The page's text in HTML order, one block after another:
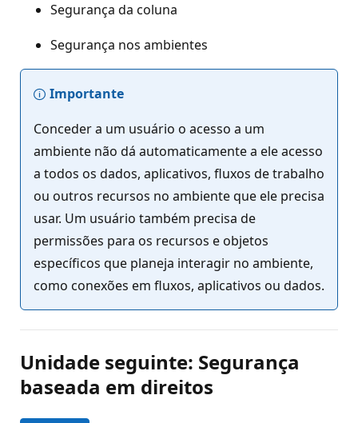
Segurança da coluna
Segurança nos ambientes
Importante
Conceder a um usuário o acesso a um
ambiente não dá automaticamente a ele acesso
a todos os dados, aplicativos, fluxos de trabalho
ou outros recursos no ambiente que ele precisa
usar. Um usuário também precisa de
permissões para os recursos e objetos
específicos que planeja interagir no ambiente,
como conexões em fluxos, aplicativos ou dados.
Unidade seguinte: Segurança
baseada em direitos